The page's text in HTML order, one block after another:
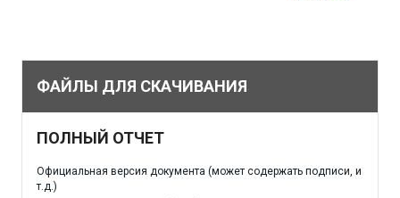
ФАЙЛЫ ДЛЯ СКАЧИВАНИЯ
ПОЛНЫЙ ОТЧЕТ
Официальная версия документа (может содержать подписи, и
т.д.)